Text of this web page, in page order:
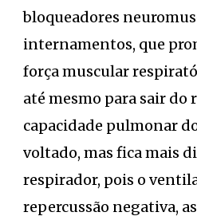
bloqueadores
internamentos, que
força muscular
até mesmo para sair do
capacidade pulmonar
voltado, mas fica mais
respirador, pois o
repercussão negativa,